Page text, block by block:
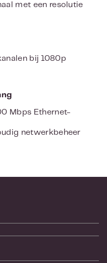
met een resolutie
bij 1080p
Mbps Ethernet-
netwerkbeheer